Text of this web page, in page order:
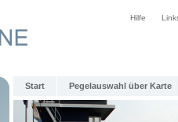
Hilfe
Start Pegelauswahl über Karte